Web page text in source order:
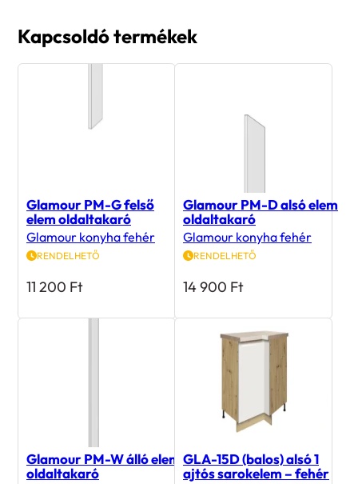
Kapcsoldó termékek
Glamour PM-G felső
elem oldaltakaró
Glamour konyha fehér
RENDELHETŐ
11 200 Ft
Glamour PM-D alsó elem
oldaltakaró
Glamour konyha fehér
RENDELHETŐ
14 900 Ft
Glamour PM-W álló elem
oldaltakaró
GLA-15D (balos) alsó 1
ajtós sarokelem – fehér